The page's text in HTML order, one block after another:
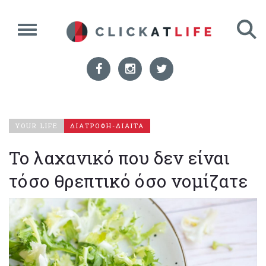
YOUR LIFE ΔΙΑΤΡΟΦΗ-ΔΙΑΙΤΑ
Το λαχανικό που δεν είναι
τόσο θρεπτικό όσο νομίζατε